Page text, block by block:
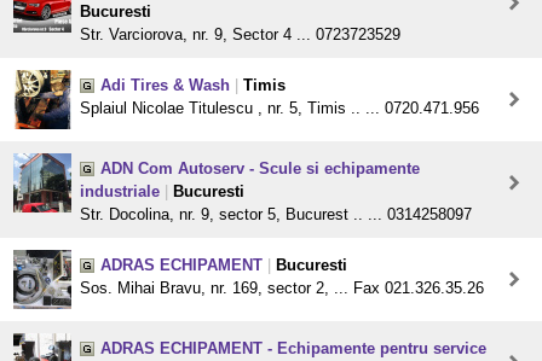
Bucuresti
Str. Varciorova, nr. 9, Sector 4 ... 0723723529
Adi Tires & Wash
Timis
Splaiul Nicolae Titulescu , nr. 5, Timis .. ... 0720.471.956
ADN Com Autoserv - Scule si echipamente
industriale
Bucuresti
Str. Docolina, nr. 9, sector 5, Bucurest .. ... 0314258097
ADRAS ECHIPAMENT
Bucuresti
Sos. Mihai Bravu, nr. 169, sector 2, ... Fax 021.326.35.26
ADRAS ECHIPAMENT - Echipamente pentru service